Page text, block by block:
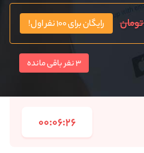
رایگان برای ۱۰۰ نفر اول!
3 نفر باقی مانده
00:06:26